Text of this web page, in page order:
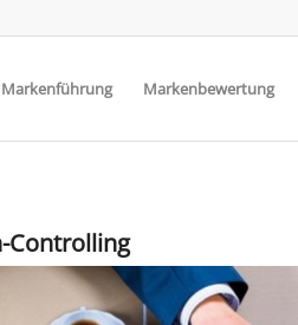
Markenführung Markenbewertung
Controlling